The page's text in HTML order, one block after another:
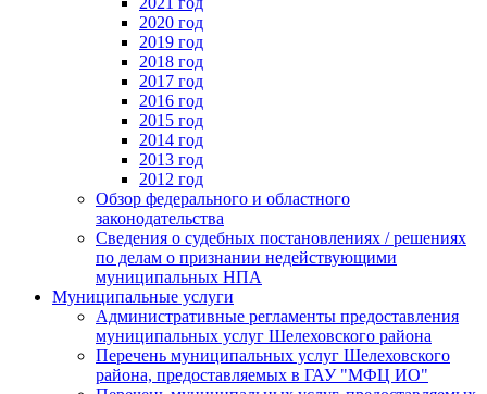
2020 год
2019 год
2018 год
2017 год
2016 год
2015 год
2014 год
2013 год
2012 год
Обзор федерального и областного
законодательства
Сведения о судебных постановлениях / решениях
по делам о признании недействующими
муниципальных НПА
Муниципальные услуги
Административные регламенты предоставления
муниципальных услуг Шелеховского района
Перечень муниципальных услуг Шелеховского
района, предоставляемых в ГАУ "МФЦ ИО"